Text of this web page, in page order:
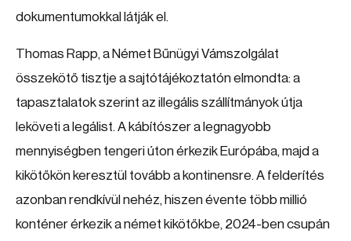
dokumentumokkal látják el.
Thomas Rapp, a Német Bűnügyi Vámszolgálat
összekötő tisztje a sajtótájékoztatón elmondta: a
tapasztalatok szerint az illegális szállítmányok útja
leköveti a legálist. A kábítószer a legnagyobb
mennyiségben tengeri úton érkezik Európába, majd a
kikötőkön keresztül tovább a kontinensre. A felderítés
azonban rendkívül nehéz, hiszen évente több millió
konténer érkezik a német kikötőkbe, 2024-ben csupán